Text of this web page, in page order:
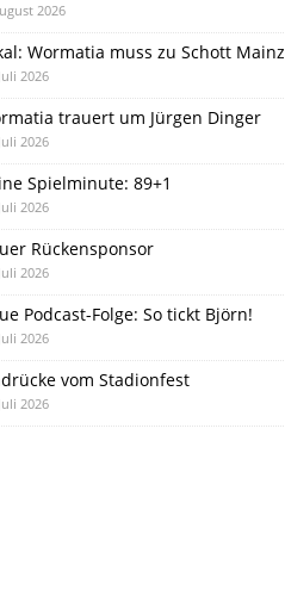
2026
Wormatia muss zu Schott Mainz
2026
trauert um Jürgen Dinger
2026
Spielminute: 89+1
2026
Rückensponsor
2026
Podcast-Folge: So tickt Björn!
2026
vom Stadionfest
2026